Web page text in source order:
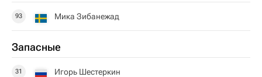
93 Мика Зибанежад
Запасные
31 Игорь Шестеркин